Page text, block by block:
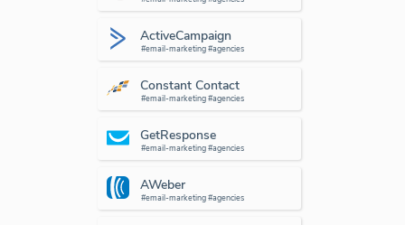
ActiveCampaign
#email-marketing #agencies
Constant Contact
#email-marketing #agencies
GetResponse
#email-marketing #agencies
AWeber
#email-marketing #agencies